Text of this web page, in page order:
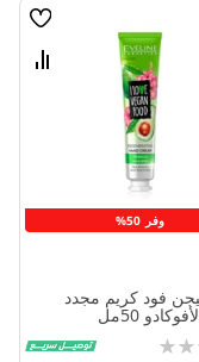
وفر 50%
قائمة
قارن
فود كريم مجدد
50مل